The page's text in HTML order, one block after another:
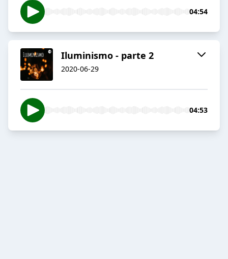
04:54
Iluminismo - parte 2
2020-06-29
04:53